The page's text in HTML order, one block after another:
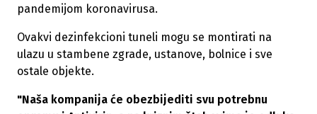
pandemijom koronavirusa.
Ovakvi dezinfekcioni tuneli mogu se montirati na
ulazu u stambene zgrade, ustanove, bolnice i sve
ostale objekte.
"Naša kompanija će obezbijediti svu potrebnu